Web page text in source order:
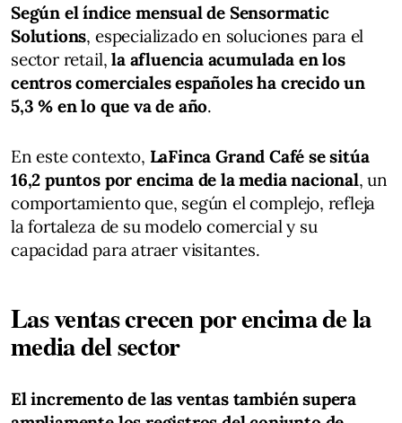
Según el índice mensual de Sensormatic
Solutions, especializado en soluciones para el
sector retail,la afluencia acumulada en los
centros comerciales españoles ha crecido un
5,3 % en lo que va de año.
En este contexto, LaFinca Grand Café se sitúa
16,2 puntos por encima de la media nacional, un
comportamiento que, según el complejo, refleja
la fortaleza de su modelo comercial y su
capacidad para atraer visitantes.
Las ventas crecen por encima de la
media del sector
El incremento de las ventas también supera